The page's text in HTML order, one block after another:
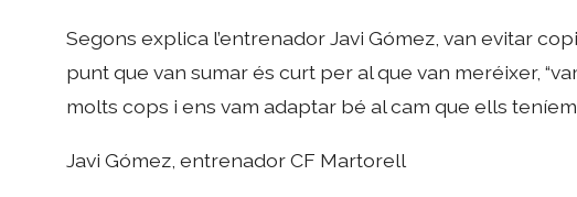
Segons explica l’entrenador Javi Gómez, van evitar
punt que van sumar és curt per al que van meréixer,
molts cops i ens vam adaptar bé al cam que ells
Javi Gómez, entrenador CF Martorell